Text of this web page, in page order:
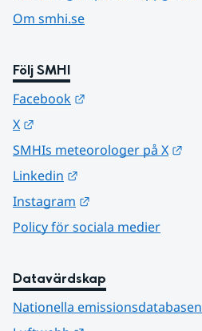
Om smhi.se
Följ SMHI
Facebook
X
SMHIs meteorologer på X
Linkedin
Instagram
Policy för sociala medier
Datavärdskap
Nationella emissionsdatabasen